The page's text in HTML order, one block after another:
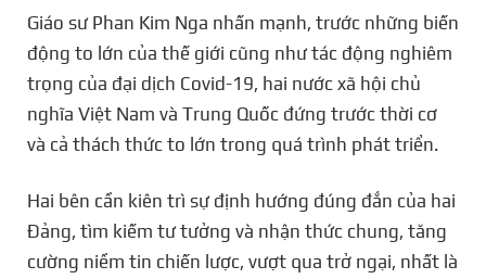
Giáo sư Phan Kim Nga nhấn mạnh, trước những biến
động to lớn của thế giới cũng như tác động nghiêm
trọng của đại dịch Covid-19, hai nước xã hội chủ
nghĩa Việt Nam và Trung Quốc đứng trước thời cơ
và cả thách thức to lớn trong quá trình phát triển.
Hai bên cần kiên trì sự định hướng đúng đắn của hai
Đảng, tìm kiếm tư tưởng và nhận thức chung, tăng
cường niềm tin chiến lược, vượt qua trở ngại, nhất là